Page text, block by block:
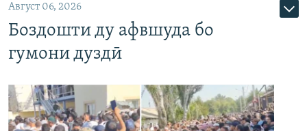
Август 06, 2026
Боздошти ду афвшуда бо
гумони дуздӣ